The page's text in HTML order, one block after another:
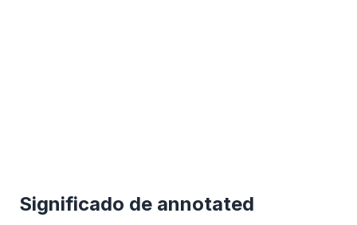
Significado de annotated